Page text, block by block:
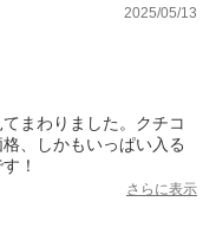
2025/05/13
まわりました。クチコ
、しかもいっぱい入る
！
さらに表示